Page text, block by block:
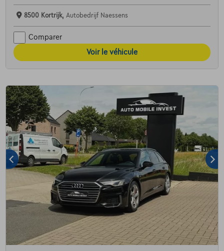
8500 Kortrijk, Autobedrijf Naessens
Comparer
Voir le véhicule